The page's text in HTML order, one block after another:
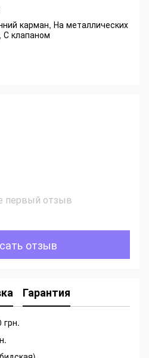
карман, На металлических
С клапаном
первый отзыв
отзыв
Гарантия
грн.